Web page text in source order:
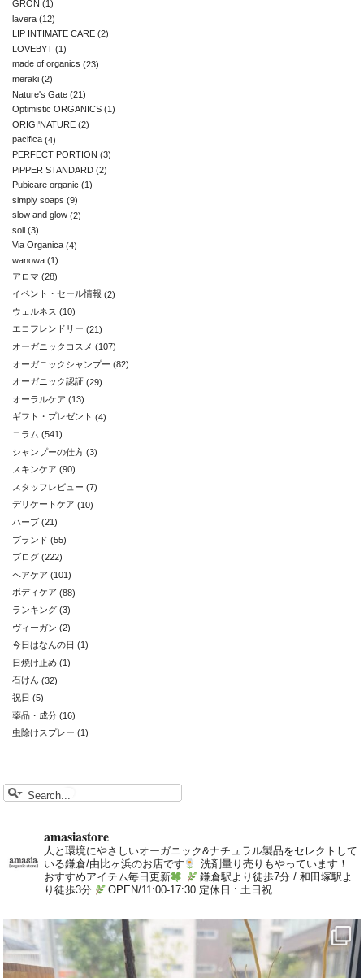
GRON (1)
lavera (12)
LIP INTIMATE CARE (2)
LOVEBYT (1)
made of organics (23)
meraki (2)
Nature's Gate (21)
Optimistic ORGANICS (1)
ORIGI'NATURE (2)
pacifica (4)
PERFECT PORTION (3)
PiPPER STANDARD (2)
Pubicare organic (1)
simply soaps (9)
slow and glow (2)
soil (3)
Via Organica (4)
wanowa (1)
アロマ (28)
イベント・セール情報 (2)
ウェルネス (10)
エコフレンドリー (21)
オーガニックコスメ (107)
オーガニックシャンプー (82)
オーガニック認証 (29)
オーラルケア (13)
ギフト・プレゼント (4)
コラム (541)
シャンプーの仕方 (3)
スキンケア (90)
スタッフレビュー (7)
デリケートケア (10)
ハーブ (21)
ブランド (55)
ブログ (222)
ヘアケア (101)
ボディケア (88)
ランキング (3)
ヴィーガン (2)
今日はなんの日 (1)
日焼け止め (1)
石けん (32)
祝日 (5)
薬品・成分 (16)
虫除けスプレー (1)
amasiastore
人と環境にやさしいオーガニック&ナチュラル製品をセレクトして
いる鎌倉/由比ヶ浜のお店です
洗剤量り売りもやっています！
おすすめアイテム毎日更新
鎌倉駅より徒歩7分 / 和田塚駅よ
り徒歩3分
OPEN/11:00-17:30 定休日 : 土日祝